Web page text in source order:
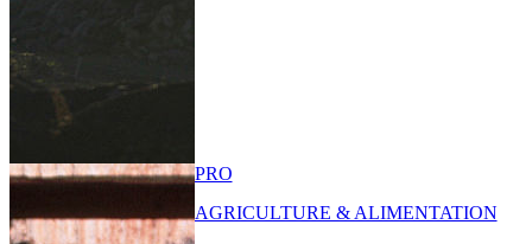
PRO
AGRICULTURE & ALIMENTATION